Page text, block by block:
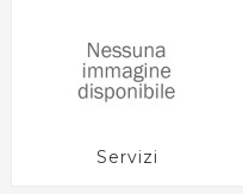
Servizi